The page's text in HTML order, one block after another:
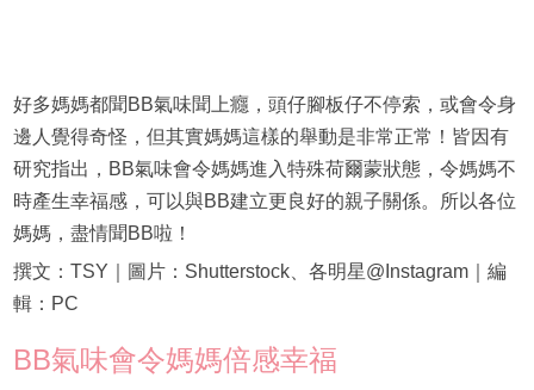
好多媽媽都聞BB氣味聞上癮，頭仔腳板仔不停索，或會令身
邊人覺得奇怪，但其實媽媽這樣的舉動是非常正常！皆因有
研究指出，BB氣味會令媽媽進入特殊荷爾蒙狀態，令媽媽不
時產生幸福感，可以與BB建立更良好的親子關係。所以各位
媽媽，盡情聞BB啦！
撰文：TSY｜圖片：Shutterstock、各明星@Instagram｜編
輯：PC
BB氣味會令媽媽倍感幸福